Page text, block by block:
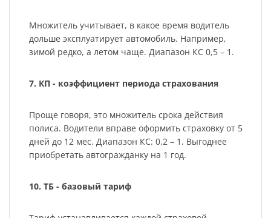
Множитель учитывает, в какое время водитель
дольше эксплуатирует автомобиль. Например,
зимой редко, а летом чаще. Диапазон КС 0,5 – 1.
7. КП - коэффициент периода страхования
Проще говоря, это множитель срока действия
полиса. Водители вправе оформить страховку от 5
дней до 12 мес. Диапазон КС: 0,2 – 1. Выгоднее
приобретать автогражданку на 1 год.
10. ТБ - базовый тариф